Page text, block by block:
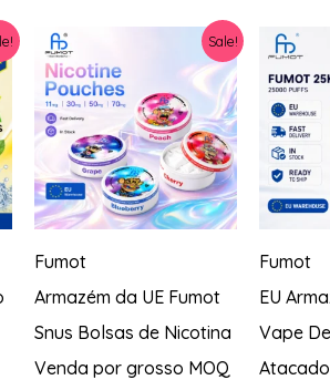
Sale!
Fumot
Armazém da UE Fumot
Snus Bolsas de Nicotina
Venda por grosso MOQ
Fumot
EU
Vape